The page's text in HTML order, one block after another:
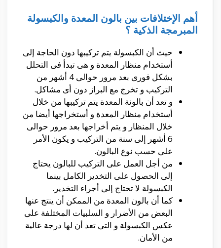
أهم الإختلافات بين بالون المعدة والكبسولة
المبرمجة الذكية ؟
حيث أن الكبسولة يتم تركيبها دون الحاجة إلى
أستخدام منظار المعدة و هى تبدأ فى التحلل
بشكل فورى بعد مرور حوالى 4 أشهر من
التركيب و تخرج مع البراز دون أى مشاكل.
و تعد أن بالونة المعدة يتم تركيبها من خلال
أستخدام منظار المعدة و أستخراجها أيضا من
خلال المنظار و يتم أخراجها بعد مرور حوالى
6 أشهر إلى سنة من التركيب و يكون الأمر
على حسب نوع البالون.
من أجل العمل على التركيب للبالون يحتاج
إلى الحصول على التخدير الكامل بينما
الكبسولة لا تحتاج إلى أجراء التخدير.
كما أن بالون المعدة من الممكن أن ينتج عنها
البعض من الأضرار و السلبيات المختلفة على
عكس الكبسولة و التى تعد أن لها درجة عالية
من الأمان.